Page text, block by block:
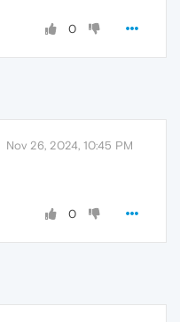
0
Nov 26, 2024, 10:45 PM
0